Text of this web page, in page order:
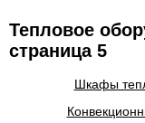
Тепловое
страница 5
Шкафы